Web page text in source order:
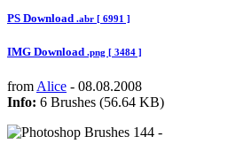
PS Download .abr [ 6991 ]
IMG Download .png [ 3484 ]
fromAlice - 08.08.2008
Info: 6 Brushes (56.64 KB)